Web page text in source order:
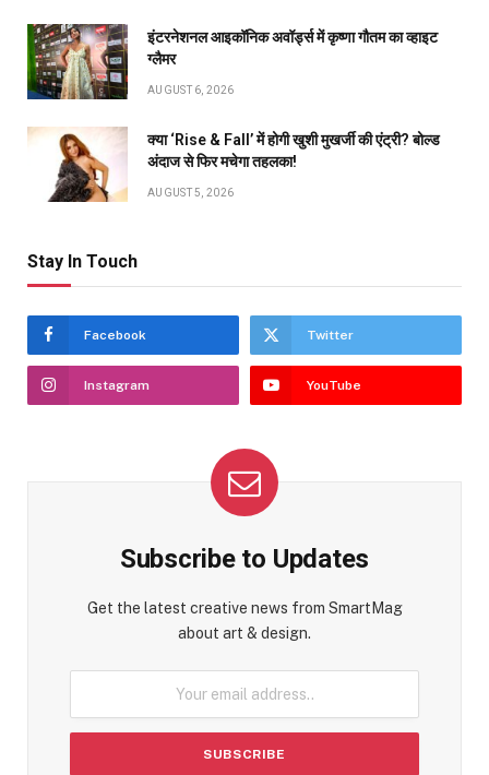
इंटरनेशनल आइकॉनिक अवॉर्ड्स में कृष्णा गौतम का व्हाइट
ग्लैमर
AUGUST 6, 2026
क्या ‘Rise & Fall’ में होगी खुशी मुखर्जी की एंट्री? बोल्ड
अंदाज से फिर मचेगा तहलका!
AUGUST 5, 2026
Stay In Touch
Facebook Twitter
Instagram YouTube
Subscribe to Updates
Get the latest creative news from SmartMag
about art & design.